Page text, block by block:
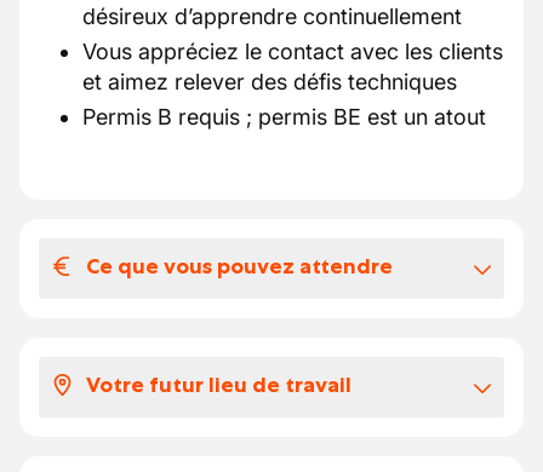
désireux d’apprendre continuellement
Vous appréciez le contact avec les clients
et aimez relever des défis techniques
Permis B requis ; permis BE est un atout
Ce que vous pouvez attendre
Un contrat avec le statut ouvrier dans la
Votre futur lieu de travail